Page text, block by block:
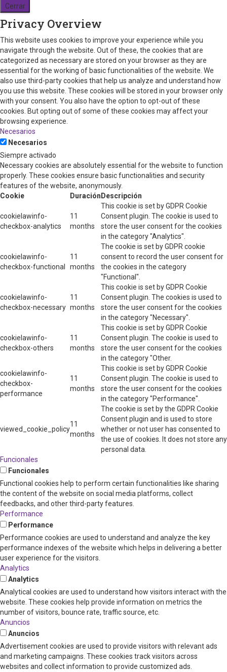
Cerrar
Privacy Overview
This website uses cookies to improve your experience while you
navigate through the website. Out of these, the cookies that are
categorized as necessary are stored on your browser as they are
essential for the working of basic functionalities of the website. We
also use third-party cookies that help us analyze and understand how
you use this website. These cookies will be stored in your browser only
with your consent. You also have the option to opt-out of these
cookies. But opting out of some of these cookies may affect your
browsing experience.
Necesarios
Necesarios
Siempre activado
Necessary cookies are absolutely essential for the website to function
properly. These cookies ensure basic functionalities and security
features of the website, anonymously.
Cookie
Duración Descripción
cookielawinfo-
checkbox-analytics
11
months
This cookie is set by GDPR Cookie
Consent plugin. The cookie is used to
store the user consent for the cookies
in the category "Analytics".
cookielawinfo-
checkbox-functional
11
months
The cookie is set by GDPR cookie
consent to record the user consent for
the cookies in the category
"Functional".
cookielawinfo-
checkbox-necessary
11
months
This cookie is set by GDPR Cookie
Consent plugin. The cookies is used to
store the user consent for the cookies
in the category "Necessary".
cookielawinfo-
checkbox-others
11
months
This cookie is set by GDPR Cookie
Consent plugin. The cookie is used to
store the user consent for the cookies
in the category "Other.
cookielawinfo-
checkbox-
performance
11
months
This cookie is set by GDPR Cookie
Consent plugin. The cookie is used to
store the user consent for the cookies
in the category "Performance".
viewed_cookie_policy
11
months
The cookie is set by the GDPR Cookie
Consent plugin and is used to store
whether or not user has consented to
the use of cookies. It does not store any
personal data.
Funcionales
Funcionales
Functional cookies help to perform certain functionalities like sharing
the content of the website on social media platforms, collect
feedbacks, and other third-party features.
Performance
Performance
Performance cookies are used to understand and analyze the key
performance indexes of the website which helps in delivering a better
user experience for the visitors.
Analytics
Analytics
Analytical cookies are used to understand how visitors interact with the
website. These cookies help provide information on metrics the
number of visitors, bounce rate, traffic source, etc.
Anuncios
Anuncios
Advertisement cookies are used to provide visitors with relevant ads
and marketing campaigns. These cookies track visitors across
websites and collect information to provide customized ads.